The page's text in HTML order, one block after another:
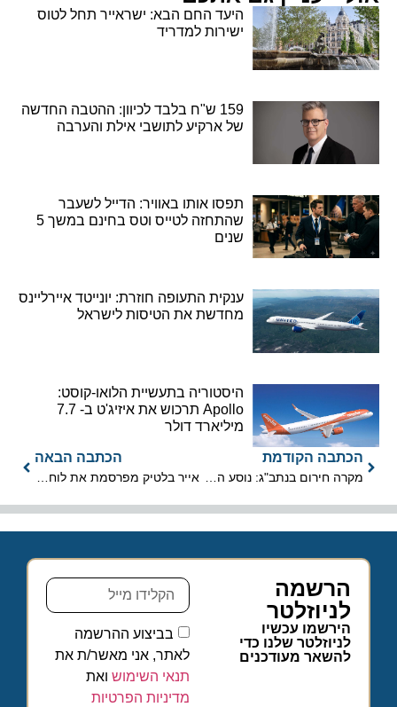
היעד החם הבא: ישראייר תחל לטוס
ישירות למדריד
159 ש"ח בלבד לכיוון: ההטבה החדשה
של ארקיע לתושבי אילת והערבה
תפסו אותו באוויר: הדייל לשעבר
שהתחזה לטייס וטס בחינם במשך 5
שנים
ענקית התעופה חוזרת: יונייטד איירליינס
מחדשת את הטיסות לישראל
היסטוריה בתעשיית הלואו-קוסט:
Apollo תרכוש את איזיג'ט ב- 7.7
מיליארד דולר
הכתבה הקודמת הכתבה הבאה
הרשמה
לניוזלטר
הירשמו עכשיו
לניוזלטר שלנו כדי
להשאר מעודכנים
בביצוע ההרשמה
לאתר, אני מאשר/ת את
תנאי השימוש ואת
מדיניות הפרטיות